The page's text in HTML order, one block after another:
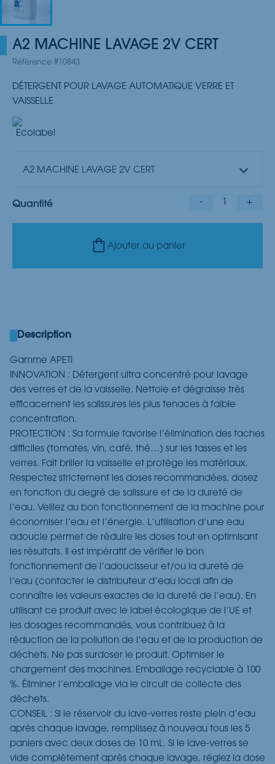
A2 MACHINE LAVAGE 2V CERT
Référence #10843
DÉTERGENT POUR LAVAGE AUTOMATIQUE VERRE ET
VAISSELLE
A2 MACHINE LAVAGE 2V CERT
Quantité - +
Ajouter au panier
Description
Gamme APETI
INNOVATION : Détergent ultra concentré pour lavage
des verres et de la vaisselle. Nettoie et dégraisse très
efficacement les salissures les plus tenaces à faible
concentration.
PROTECTION : Sa formule favorise l’élimination des taches
difficiles (tomates, vin, café, thé…) sur les tasses et les
verres. Fait briller la vaisselle et protège les matériaux.
Respectez strictement les doses recommandées, dosez
en fonction du degré de salissure et de la dureté de
l’eau. Veillez au bon fonctionnement de la machine pour
économiser l’eau et l’énergie. L’utilisation d’une eau
adoucie permet de réduire les doses tout en optimisant
les résultats. Il est impératif de vérifier le bon
fonctionnement de l’adoucisseur et/ou la dureté de
l’eau (contacter le distributeur d’eau local afin de
connaître les valeurs exactes de la dureté de l’eau). En
utilisant ce produit avec le label écologique de l’UE et
les dosages recommandés, vous contribuez à la
réduction de la pollution de l’eau et de la production de
déchets. Ne pas surdoser le produit. Optimiser le
chargement des machines. Emballage recyclable à 100
%. Éliminer l’emballage via le circuit de collecte des
déchets.
CONSEIL : Si le réservoir du lave-verres reste plein d’eau
après chaque lavage, remplissez à nouveau tous les 5
paniers avec deux doses de 10 mL. Si le lave-verres se
vide complètement après chaque lavage, réglez la dose